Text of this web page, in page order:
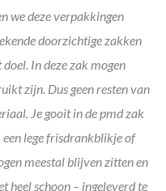
we deze verpakkingen
doorzichtige zakken
In deze zak mogen
zijn. Dus geen resten van
Je gooit in de pmd zak
lege frisdrankblikje of
meestal blijven zitten en
heel schoon – ingeleverd te